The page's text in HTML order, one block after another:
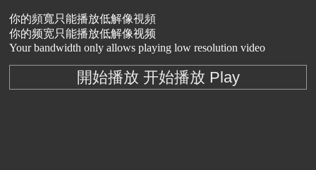
你的頻寬只能播放低解像視頻
你的频宽只能播放低解像视频
Your bandwidth only allows playing low resolution video
開始播放 开始播放 Play